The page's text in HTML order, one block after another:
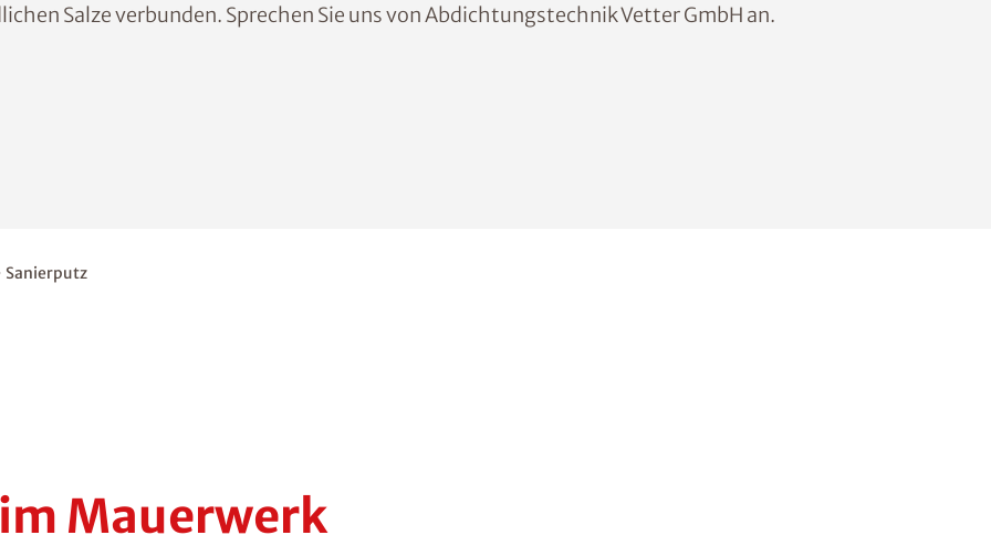
Salze verbunden. Sprechen Sie uns von Abdichtungstechnik Vetter GmbH an.
Sanierputz
Mauerwerk